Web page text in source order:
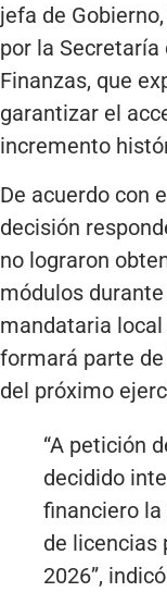
jefa de
por la
Finanzas, que
garantizar el
incremento
De acuerdo con
decisión
no lograron
módulos
mandataria
formará parte
del próximo
“A petición
decidido
financiero
de licencias
2026”,